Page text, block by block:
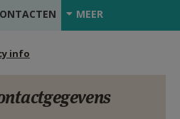
MEER
info